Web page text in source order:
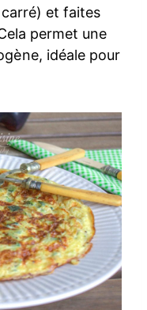
et faites
permet une
idéale pour